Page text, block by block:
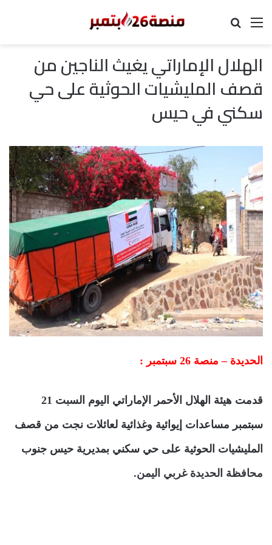
القائمة
الهلال الإماراتي يغيث الناجين من
قصف المليشيات الحوثية على حي
سكني في حيس
الحديدة – منصة 26 سبتمبر :
قدمت هيئة الهلال الأحمر الإماراتي اليوم السبت 21
سبتمبر مساعدات إيوائية وغذائية لعائلات نجت من قصف
المليشيات الحوثية على حي سكني بمديرية حيس جنوب
محافظة الحديدة غربي اليمن.